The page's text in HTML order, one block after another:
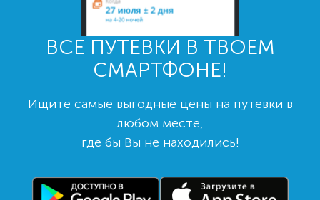
ВСЕ ПУТЕВКИ В ТВОЕМ
СМАРТФОНЕ!
Ищите самые выгодные цены на путевки в
любом месте,
где бы Вы не находились!